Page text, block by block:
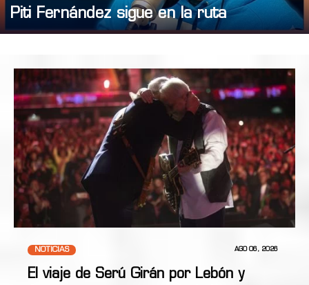
Piti Fernández sigue en la ruta
NOTICIAS AGO 06, 2026
El viaje de Serú Girán por Lebón y